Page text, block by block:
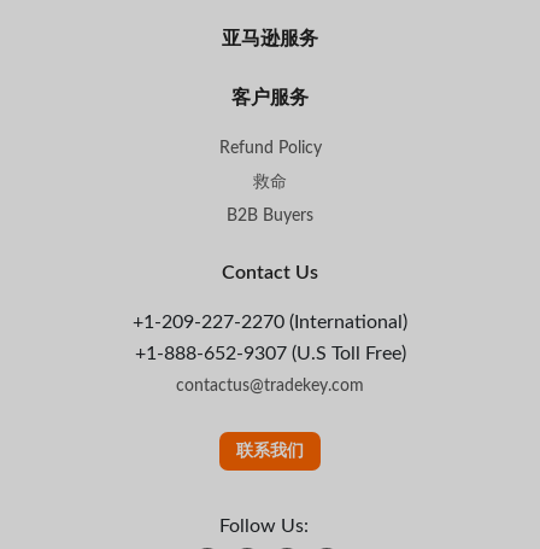
亚马逊服务
客户服务
Refund Policy
救命
B2B Buyers
Contact Us
+1-209-227-2270 (International)
+1-888-652-9307 (U.S Toll Free)
contactus@tradekey.com
联系我们
Follow Us: